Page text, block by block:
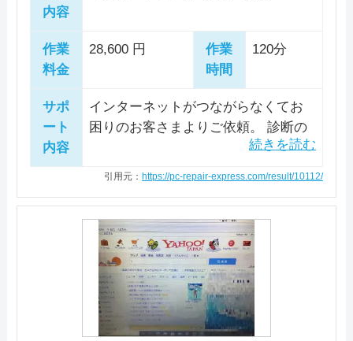
内容
作業
料金
28,600 円
作業
時間
120分
サポ
ート
内容
インターネットがつながらなくてお
困りのお客さまよりご依頼。 診断の
結果、インターネットにつなげるた
めに必要なWindowsシステムの機能
しました。 インターネットがつなが
らない場合、モデムやルーターの故
障や設定誤り、セキュリティーソフ
トの影響などが原因の場合が多いで
すが、今回のようにパソコンの一部
設定が無効になっていることが原因
の場合もあります。 msconfigで無効
引用元： https://pc-repair-express.com/result/10112/